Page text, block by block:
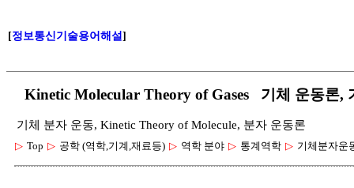
[정보통신기술용어해설]
Kinetic Molecular Theory of Gases 기체 운동론,
기체 분자 운동, Kinetic Theory of Molecule, 분자 운동론
▷ Top ▷ 공학 (역학,기계,재료등) ▷ 역학 분야 ▷ 통계역학 ▷ 기체분자운